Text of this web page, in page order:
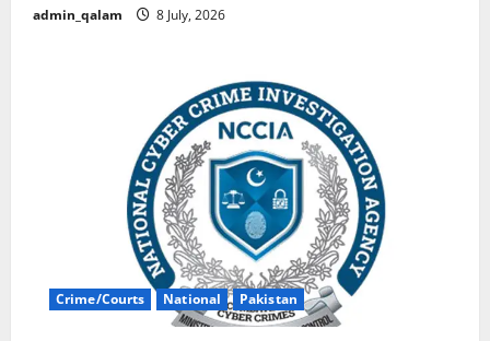
admin_qalam 8 July, 2026
Crime/Courts National Pakistan